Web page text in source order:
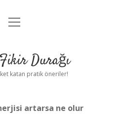
Anasayfa
Uyarı
menüyü
Durağı
katan pratik öneriler!
artarsa ne olur